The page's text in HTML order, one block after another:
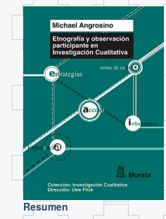
Resumen